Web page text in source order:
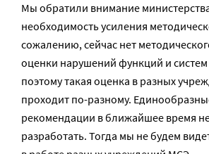
Мы обратили внимание
необходимость усиления
сожалению, сейчас нет
оценки нарушений функций и
поэтому такая оценка в разных
проходит по-разному.
рекомендации в ближайшее время
разработать. Тогда мы не будем